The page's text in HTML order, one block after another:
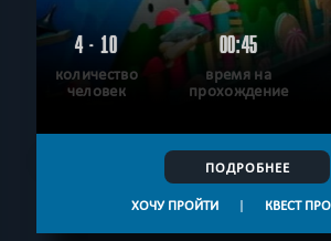
4 - 10
количество
человек
00:45
время на
прохождение
ПОДРОБНЕЕ
ХОЧУ ПРОЙТИ | КВЕСТ